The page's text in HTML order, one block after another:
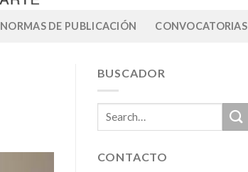
NORMAS DE PUBLICACIÓN CONVOCATORIAS
BUSCADOR
CONTACTO